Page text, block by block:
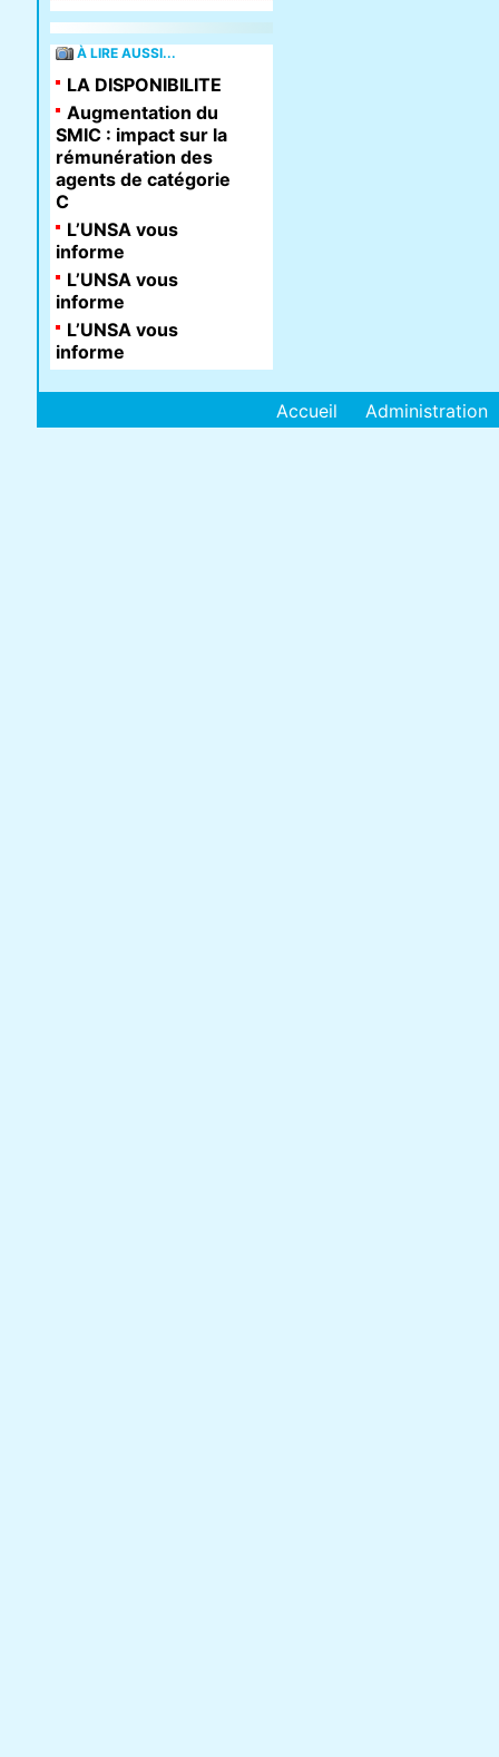
À LIRE AUSSI...
LA DISPONIBILITE
Augmentation du
SMIC : impact sur la
rémunération des
agents de catégorie
C
L’UNSA vous
informe
L’UNSA vous
informe
L’UNSA vous
informe
Accueil Administration